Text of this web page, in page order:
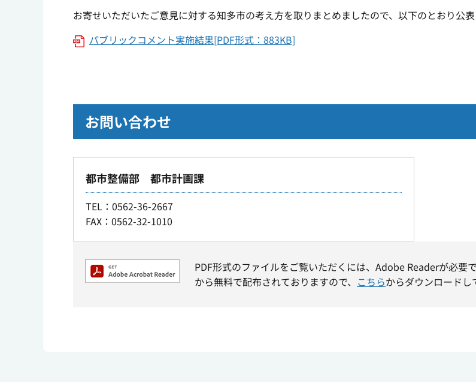
お寄せいただいたご意見に対する知多市の考え方を取りまとめましたので、以下のとおり公表
パブリックコメント実施結果[PDF形式：883KB]
お問い合わせ
都市整備部 都市計画課
TEL ：0562-36-2667
FAX：0562-32-1010
PDF形式のファイルをご覧いただくには、Adobe Readerが必要
から無料で配布されておりますので、 こちらからダウンロードし